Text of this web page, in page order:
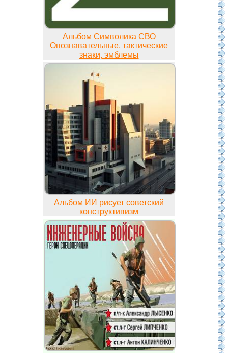
Альбом Символика СВО
Опознавательные, тактические
знаки, эмблемы
Альбом ИИ рисует советский
конструктивизм